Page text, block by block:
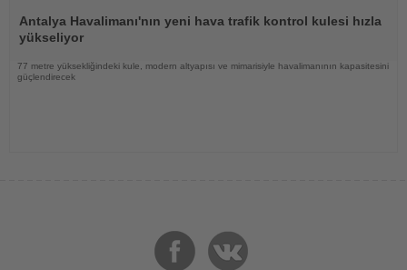
Oku
Antalya Havalimanı'nın yeni hava trafik kontrol kulesi hızla
yükseliyor
77 metre yüksekliğindeki kule, modern altyapısı ve mimarisiyle havalimanının kapasitesini
güçlendirecek